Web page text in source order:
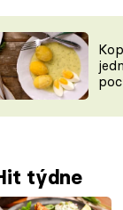
týdne